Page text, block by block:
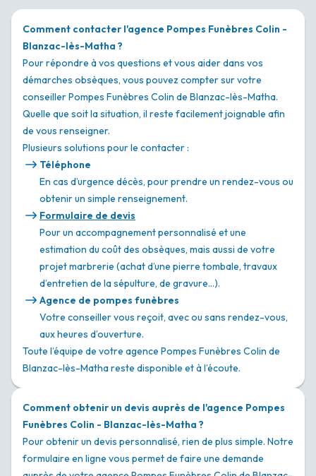
Comment contacter l'agence Pompes Funèbres Colin -
Blanzac-lès-Matha ?
Pour répondre à vos questions et vous aider dans vos
démarches obsèques, vous pouvez compter sur votre
conseiller Pompes Funèbres Colin de Blanzac-lès-Matha.
Quelle que soit la situation, il reste facilement joignable afin
de vous renseigner.
Plusieurs solutions pour le contacter :
Téléphone
En cas d’urgence décès, pour prendre un rendez-vous ou
obtenir un simple renseignement.
Formulaire de devis
Pour un accompagnement personnalisé et une
estimation du coût des obsèques, mais aussi de votre
projet marbrerie (achat d’une pierre tombale, travaux
d’entretien de la sépulture, de gravure…).
Agence de pompes funèbres
Votre conseiller vous reçoit, avec ou sans rendez-vous,
aux heures d’ouverture.
Toute l’équipe de votre agence Pompes Funèbres Colin de
Blanzac-lès-Matha reste disponible et à l’écoute.
Comment obtenir un devis auprès de l'agence Pompes
Funèbres Colin - Blanzac-lès-Matha ?
Pour obtenir un devis personnalisé, rien de plus simple. Notre
formulaire en ligne vous permet de faire une demande